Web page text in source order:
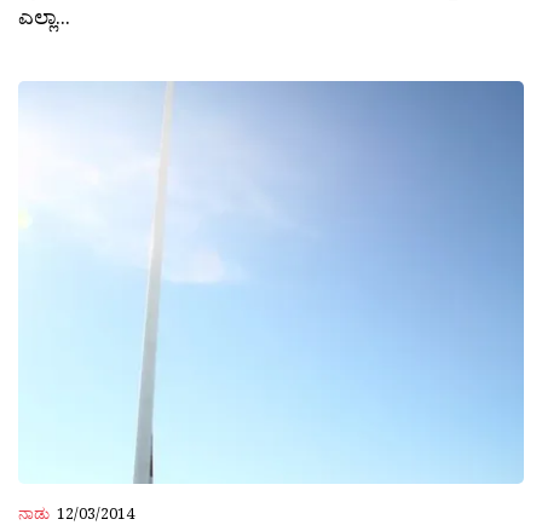
ಎಲ್ಲಾ...
ನಾಡು 12/03/2014